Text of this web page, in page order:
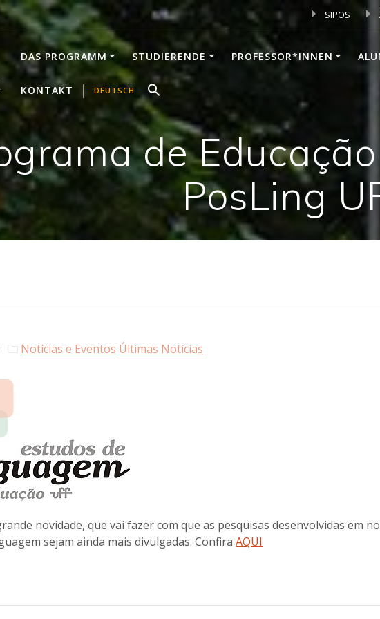
SIPOS
DAS PROGRAMM STUDIERENDE PROFESSOR*INNEN
KONTAKT DEUTSCH
de
PosLing
Notícias e Eventos Últimas Notícias
novidade, que vai fazer com que as pesquisas desenvolvidas em
sejam ainda mais divulgadas. ConfiraAQUI